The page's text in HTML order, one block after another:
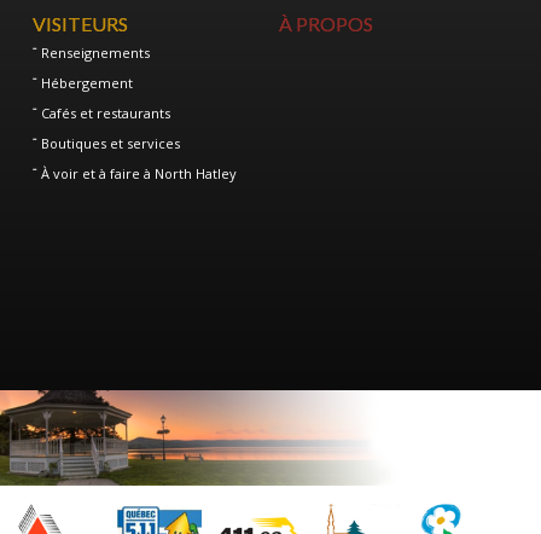
VISITEURS
Renseignements
Hébergement
Cafés et restaurants
Boutiques et services
À voir et à faire à North Hatley
À PROPOS